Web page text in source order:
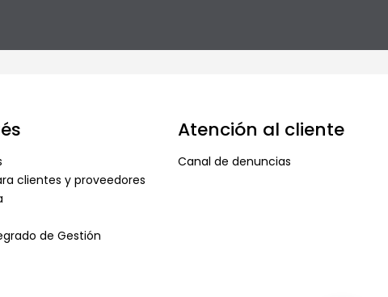
clientes y proveedores
de Gestión
Atención al cliente
Canal de denuncias